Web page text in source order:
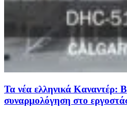
Τα νέα ελληνικά Καναντέρ:
συναρμολόγηση στο